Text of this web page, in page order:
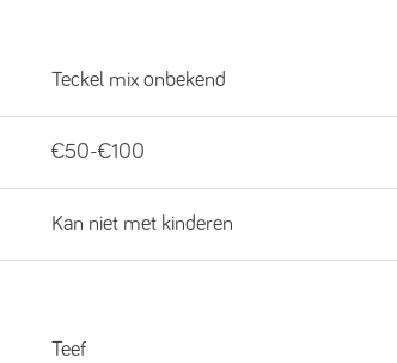
Teckel mix onbekend
€50-€100
Kan niet met kinderen
Teef